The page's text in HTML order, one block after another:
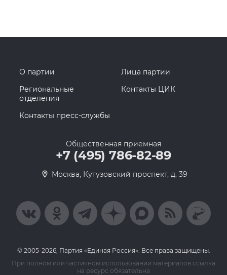
О партии
Лица партии
Региональные
отделения
Контакты ЦИК
Контакты пресс-службы
Общественная приемная
+7 (495) 786-82-89
Москва, Кутузовский проспект, д. 39
© 2005-2026, Партия «Единая Россия». Все права защищены.
При полном или частичном использовании материалов ссылка
на ресурс обязательна